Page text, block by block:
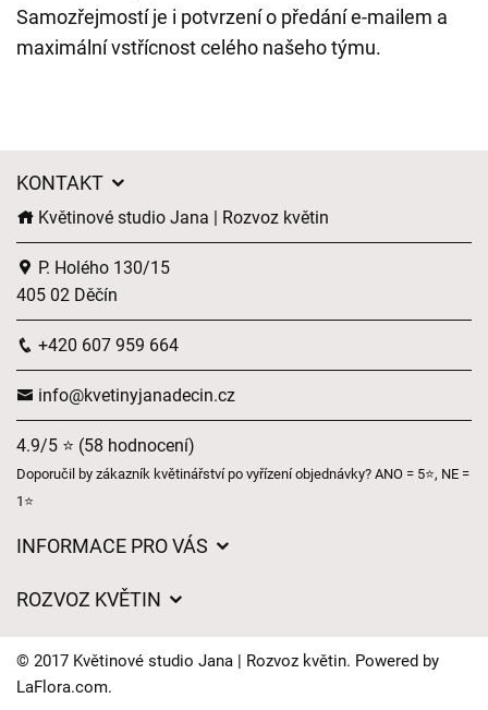
Samozřejmostí je i potvrzení o předání e-mailem a
maximální vstřícnost celého našeho týmu.
KONTAKT
Květinové studio Jana | Rozvoz květin
P. Holého 130/15
405 02 Děčín
+420 607 959 664
info@kvetinyjanadecin.cz
4.9/5 ⭐ (58 hodnocení)
Doporučil by zákazník květinářství po vyřízení objednávky? ANO = 5⭐, NE =
1⭐
INFORMACE PRO VÁS
Ochrana osobních údajů
Často kladené dotazy
ROZVOZ KVĚTIN
Kam doručujeme květiny
© 2017 Květinové studio Jana | Rozvoz květin. Powered by
LaFlora.com.